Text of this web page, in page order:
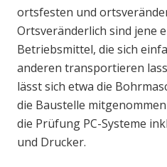
ortsfesten und
Ortsveränderlich sind jene
Betriebsmittel, die sich
anderen transportieren
lässt sich etwa die
die Baustelle
die Prüfung PC-Systeme
und Drucker.